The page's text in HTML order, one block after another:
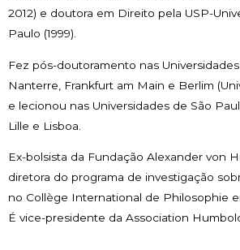
2012) e doutora em Direito pela USP-
Paulo (1999).
Fez pós-doutoramento nas Universidades
Nanterre, Frankfurt am Main e Berlim
e lecionou nas Universidades de São
Lille e Lisboa.
Ex-bolsista da Fundação Alexander von
diretora do programa de investigação
no Collège International de Philosophie
É vice-presidente da Association